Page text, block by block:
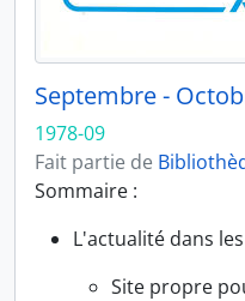
Septembre -
1978-09
Fait partie de
Sommaire :
L'actualité dans
Site propre